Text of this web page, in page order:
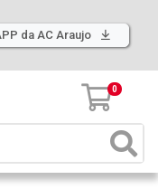
da AC Araujo
0